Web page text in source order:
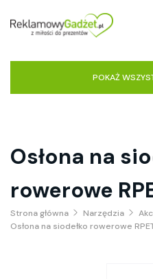
POKAŻ
Osłona na
rowerowe
Strona główna Narzędzia
Osłona na siodełko rowerowe